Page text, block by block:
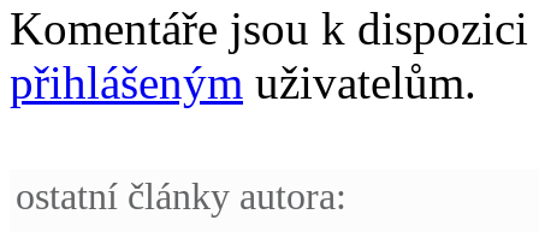
Komentáře jsou k
přihlášeným uživatelům.
ostatní články autora: